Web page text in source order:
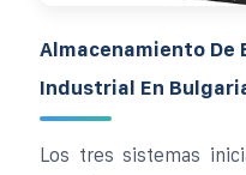
Almacenamiento De
Industrial En
Los tres sistemas